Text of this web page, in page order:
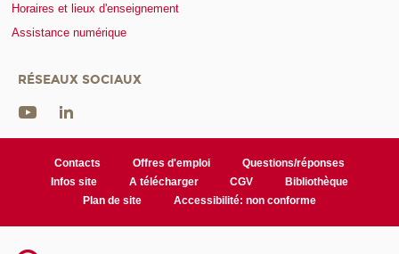
Horaires et lieux d'enseignement
Assistance numérique
RÉSEAUX SOCIAUX
Contacts Offres d'emploi
Questions/réponses
Infos site
A télécharger CGV
Bibliothèque
Plan de site
Accessibilité: non conforme